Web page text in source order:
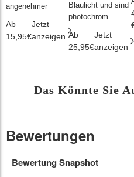
angenehmer
Ab
15,95€
Jetzt
anzeigen
Blaulicht und sind
photochrom.
Ab
25,95€
Jetzt
anzeigen
Das Könnte Sie
Bewertungen
Bewertung Snapshot